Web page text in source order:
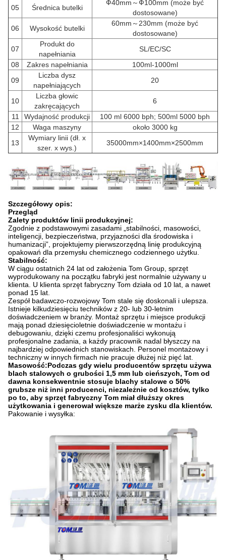
05 Średnica butelki
Ф40mm～Ф100mm (może być
dostosowane)
06
Wysokość butelki
60mm～230mm (może być
dostosowane)
07
Produkt do
napełniania
SL/EC/SC
08
Zakres napełniania
100ml-1000ml
09
Liczba dysz
napełniających
20
10
Liczba głowic
zakręcających
6
11
Wydajność produkcji
100 ml 6000 bph; 500ml 5000 bph
12
Waga maszyny
około 3000 kg
13
Wymiary linii (dł. x
szer. x wys.)
35000mm×1400mm×2500mm
Szczegółowy opis:
Przegląd
Zalety produktów linii produkcyjnej:
Zgodnie z podstawowymi zasadami „stabilności, masowości,
inteligencji, bezpieczeństwa, przyjazności dla środowiska i
humanizacji”, projektujemy pierwszorzędną linię produkcyjną
opakowań dla przemysłu chemicznego codziennego użytku.
Stabilność:
W ciągu ostatnich 24 lat od założenia Tom Group, sprzęt
wyprodukowany na początku fabryki jest normalnie używany u
klienta. U klienta sprzęt fabryczny Tom działa od 10 lat, a nawet
ponad 15 lat.
Zespół badawczo-rozwojowy Tom stale się doskonali i ulepsza.
Istnieje kilkudziesięciu techników z 20- lub 30-letnim
doświadczeniem w branży. Montaż sprzętu i miejsce produkcji
mają ponad dziesięcioletnie doświadczenie w montażu i
debugowaniu, dzięki czemu profesjonaliści wykonują
profesjonalne zadania, a każdy pracownik nadal błyszczy na
najbardziej odpowiednich stanowiskach. Personel montażowy i
techniczny w innych firmach nie pracuje dłużej niż pięć lat.
Masowość:Podczas gdy wielu producentów sprzętu używa
blach stalowych o grubości 1,5 mm lub cieńszych, Tom od
dawna konsekwentnie stosuje blachy stalowe o 50%
grubsze niż inni producenci, niezależnie od kosztów, tylko
po to, aby sprzęt fabryczny Tom miał dłuższy okres
użytkowania i generował większe marże zysku dla klientów.
Pakowanie i wysyłka: